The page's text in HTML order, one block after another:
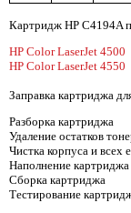
Картридж HP C4194A
HP Color LaserJet 4500
HP Color LaserJet 4550
Заправка картриджа
Разборка картриджа
Удаление остатков
Чистка корпуса и всех
Наполнение
Сборка картриджа
Тестирование